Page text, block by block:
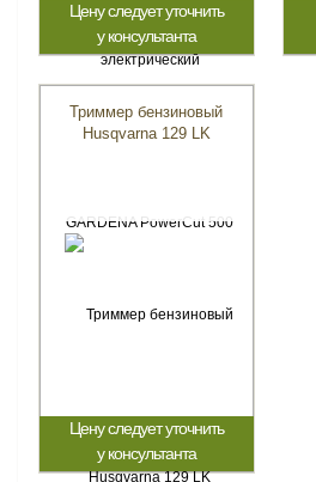
Цену следует уточнить
у консультанта
Триммер бензиновый
Husqvarna 129 LK
Цену следует уточнить
у консультанта